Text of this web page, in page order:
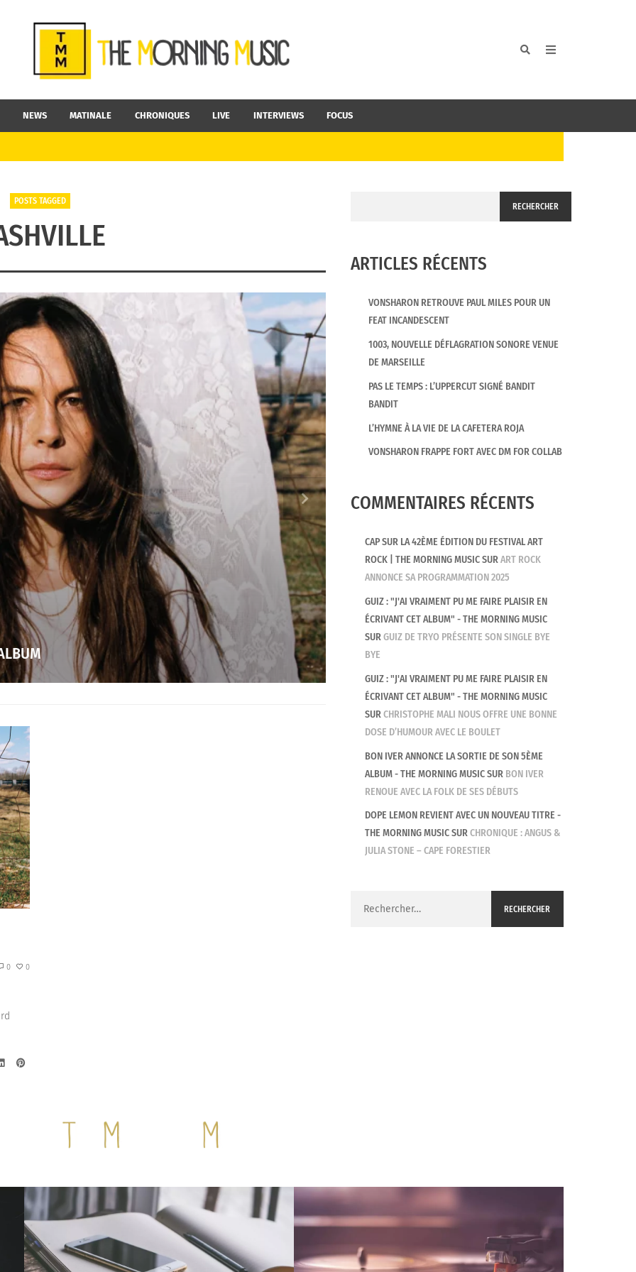
NEWS MATINALE CHRONIQUES LIVE INTERVIEWS FOCUS
POSTS TAGGED
0 0
RECHERCHER
ARTICLES RÉCENTS
VONSHARON RETROUVE PAUL MILES POUR UN
FEAT INCANDESCENT
1003, NOUVELLE DÉFLAGRATION SONORE VENUE
DE MARSEILLE
PAS LE TEMPS : L’UPPERCUT SIGNÉ BANDIT
BANDIT
L’HYMNE À LA VIE DE LA CAFETERA ROJA
VONSHARON FRAPPE FORT AVEC DM FOR COLLAB
COMMENTAIRES RÉCENTS
CAP SUR LA 42ÈME ÉDITION DU FESTIVAL ART
ROCK | THE MORNING MUSICSURART ROCK
ANNONCE SA PROGRAMMATION 2025
GUIZ : "J'AI VRAIMENT PU ME FAIRE PLAISIR EN
ÉCRIVANT CET ALBUM" - THE MORNING MUSIC
SURGUIZ DE TRYO PRÉSENTE SON SINGLE BYE
BYE
GUIZ : "J'AI VRAIMENT PU ME FAIRE PLAISIR EN
ÉCRIVANT CET ALBUM" - THE MORNING MUSIC
SURCHRISTOPHE MALI NOUS OFFRE UNE BONNE
DOSE D’HUMOUR AVEC LE BOULET
BON IVER ANNONCE LA SORTIE DE SON 5ÈME
ALBUM - THE MORNING MUSICSUR BON IVER
RENOUE AVEC LA FOLK DE SES DÉBUTS
DOPE LEMON REVIENT AVEC UN NOUVEAU TITRE -
THE MORNING MUSICSURCHRONIQUE : ANGUS &
JULIA STONE – CAPE FORESTIER